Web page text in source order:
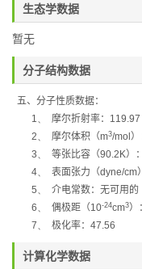
生态学数据
暂无
分子结构数据
五、分子性质数据：
1、
摩尔折射率： 119.97
2、
摩尔体积 （m3/mol ）
3、
等张比容 （90.2K） ：
4、
表面张力 （dyne/cm
5、
介电常数：无可用的
6、
偶极距 （10-24cm3）
7、
极化率： 47.56
计算化学数据